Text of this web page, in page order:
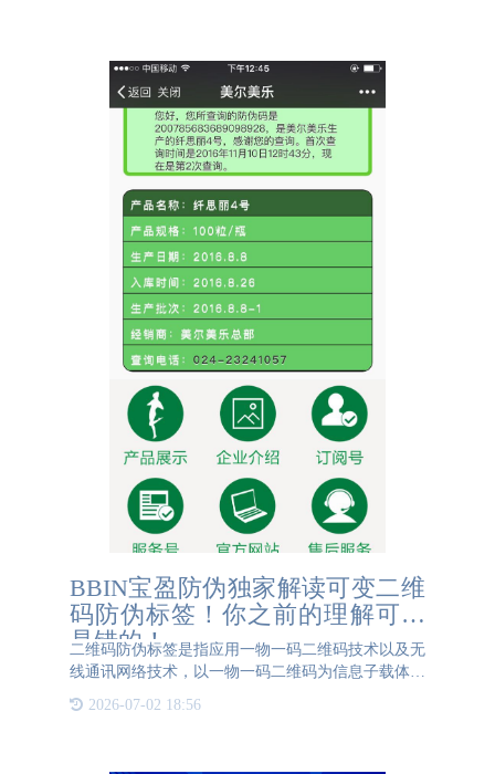
BBIN宝盈防伪独家解读可变二维
码防伪标签！你之前的理解可能
是错的！
二维码防伪标签是指应用一物一码二维码技术以及无
线通讯网络技术，以一物一码二维码为信息子载体，
理等。一品一码，建立商品信息管理数据链和整个流
2026-07-02 18:56